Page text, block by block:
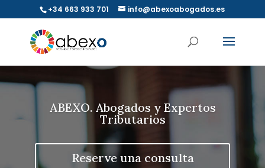
+34 663 933 701 info@abexoabogados.es
ABEXO. Abogados y Expertos
Tributarios
Reserve una consulta